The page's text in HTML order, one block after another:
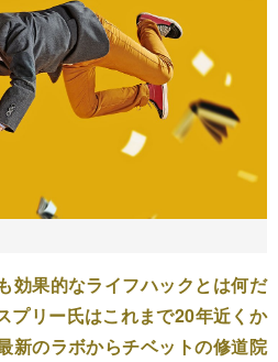
効果的なライフハックとは何だ
プリー氏はこれまで20年近くか
新のラボからチベットの修道院